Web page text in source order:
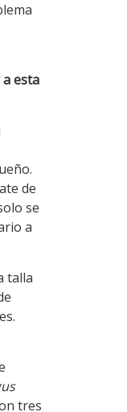
esta
de
se
a
talla
tres